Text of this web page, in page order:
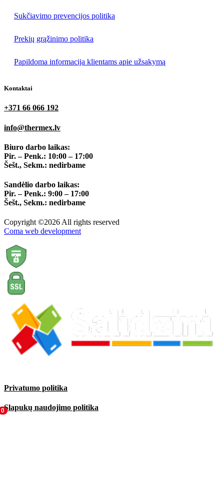
0
Sukčiavimo prevencijos politika
Prekių grąžinimo politika
Papildoma informacija klientams apie užsakymą
Kontaktai
+371 66 066 192
info@thermex.lv
Biuro darbo laikas:
Pir. – Penk.: 10:00 – 17:00
Šešt., Sekm.: nedirbame
Sandėlio darbo laikas:
Pir. – Penk.: 9:00 – 17:00
Šešt., Sekm.: nedirbame
Copyright ©2026 All rights reserved
Coma web development
Privatumo politika
Slapukų naudojimo politika